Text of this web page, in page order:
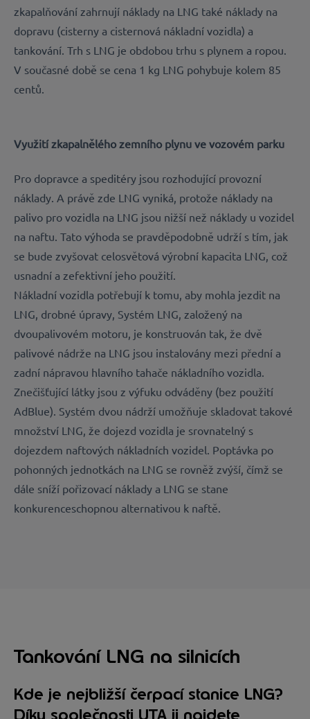
zkapalňování zahrnují náklady na LNG také náklady na
dopravu (cisterny a cisternová nákladní vozidla) a
tankování. Trh s LNG je obdobou trhu s plynem a ropou.
V současné době se cena 1 kg LNG pohybuje kolem 85
centů.
Využití zkapalnělého zemního plynu ve vozovém parku
Pro dopravce a speditéry jsou rozhodující provozní
náklady. A právě zde LNG vyniká, protože náklady na
palivo pro vozidla na LNG jsou nižší než náklady u vozidel
na naftu. Tato výhoda se pravděpodobně udrží s tím, jak
se bude zvyšovat celosvětová výrobní kapacita LNG, což
usnadní a zefektivní jeho použití.
Nákladní vozidla potřebují k tomu, aby mohla jezdit na
LNG, drobné úpravy, Systém LNG, založený na
dvoupalivovém motoru, je konstruován tak, že dvě
palivové nádrže na LNG jsou instalovány mezi přední a
zadní nápravou hlavního tahače nákladního vozidla.
Znečišťující látky jsou z výfuku odváděny (bez použití
AdBlue). Systém dvou nádrží umožňuje skladovat takové
množství LNG, že dojezd vozidla je srovnatelný s
dojezdem naftových nákladních vozidel. Poptávka po
pohonných jednotkách na LNG se rovněž zvýší, čímž se
dále sníží pořizovací náklady a LNG se stane
konkurenceschopnou alternativou k naftě.
Tankování LNG na silnicích
Kde je nejbližší čerpací stanice LNG?
Díky společnosti UTA ji najdete